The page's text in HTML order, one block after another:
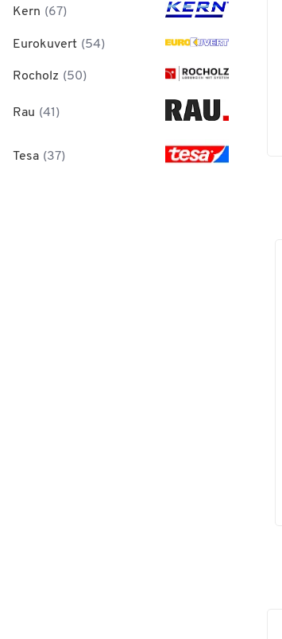
Kern (67)
Eurokuvert (54)
Rocholz (50)
Rau (41)
Tesa (37)